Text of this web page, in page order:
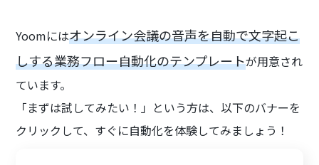
Yoomにはオンライン会議の音声を自動で文字起こ
しする業務フロー自動化のテンプレートが用意され
ています。
「まずは試してみたい！」という方は、以下のバナーを
クリックして、すぐに自動化を体験してみましょう！